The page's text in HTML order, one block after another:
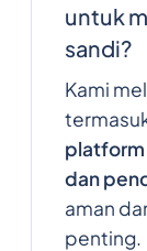
untuk
sandi?
Kami
platform
dan
aman
penting.